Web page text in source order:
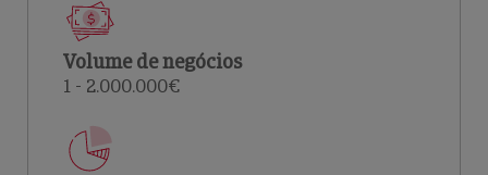
Volume de negócios
1 - 2.000.000€